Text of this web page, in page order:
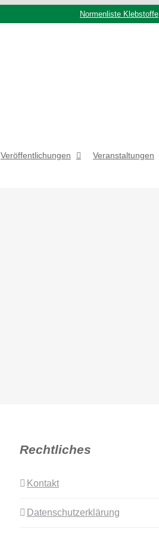
Normenliste Klebstoffe
Veröffentlichungen Veranstaltungen
Rechtliches
Kontakt
Datenschutzerklärung